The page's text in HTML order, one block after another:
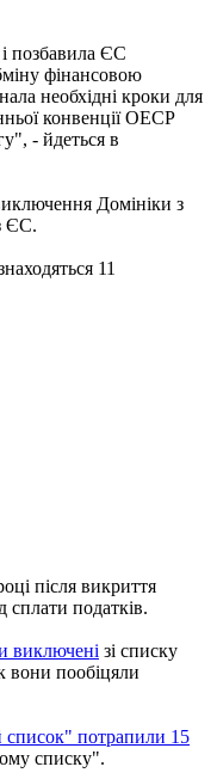
позбавила ЄС
фінансовою
необхідні кроки для
конвенції ОЕСР
- йдеться в
Домініки з
ЄС.
11
після викриття
податків.
виключені зі списку
вони пообіцяли
потрапили 15
списку".